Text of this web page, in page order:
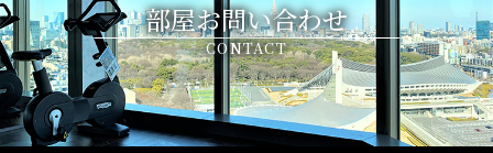
部屋お問い合わせ
CONTACT